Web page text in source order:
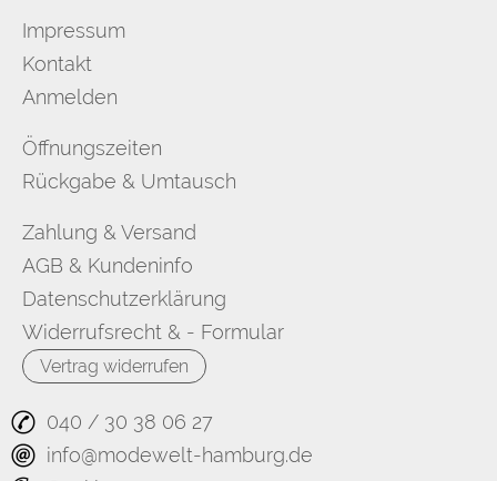
Impressum
Kontakt
Anmelden
Öffnungszeiten
Rückgabe & Umtausch
Zahlung & Versand
AGB & Kundeninfo
Datenschutzerklärung
Widerrufsrecht & - Formular
Vertrag widerrufen
040 / 30 38 06 27
info@modewelt-hamburg.de